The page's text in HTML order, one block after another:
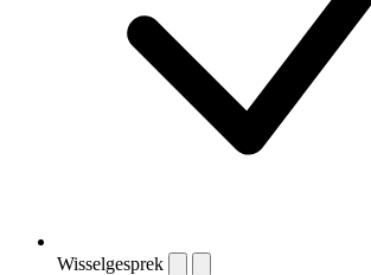
Wisselgesprek